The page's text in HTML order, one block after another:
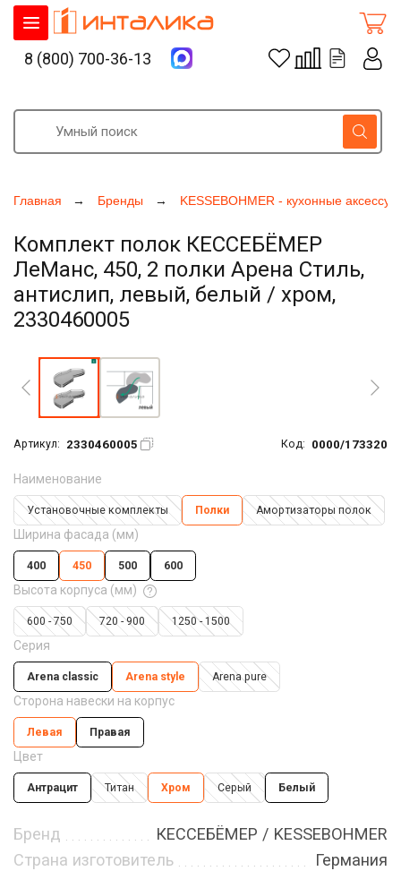
Главная Бренды KESSEBOHMER - кухонные
Комплект полок КЕССЕБЁМЕР
ЛеМанс, 450, 2 полки Арена Стиль,
антислип, левый, белый / хром,
2330460005
Артикул: 2330460005 Код: 0000/173320
Наименование
Установочные комплекты Полки Амортизаторы полок
Ширина фасада (мм)
400 450 500 600
Высота корпуса (мм)
600 - 750 720 - 900 1250 - 1500
Серия
Arena classic Arena style Arena pure
Сторона навески на корпус
Левая Правая
Цвет
Антрацит Титан Хром Серый Белый
Бренд
КЕССЕБЁМЕР / KESSEBOHMER
Страна изготовитель
Германия
8 (800) 700-36-13